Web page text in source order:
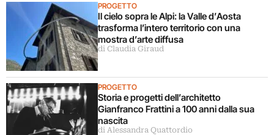
PROGETTO
Il cielo sopra le Alpi: la Valle d’Aosta
trasforma l’intero territorio con una
mostra d’arte diffusa
di Claudia Giraud
PROGETTO
Storia e progetti dell’architetto
Gianfranco Frattini a 100 anni dalla sua
nascita
di Alessandra Quattordio